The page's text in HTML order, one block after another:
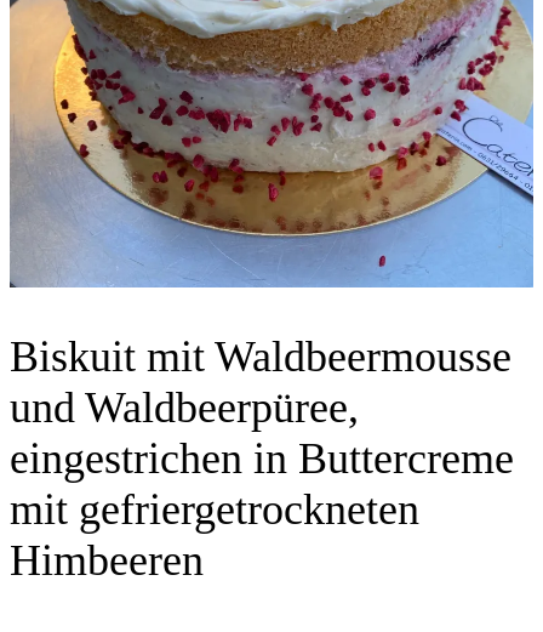
Biskuit mit Waldbeermousse
und Waldbeerpüree,
eingestrichen in Buttercreme
mit gefriergetrockneten
Himbeeren